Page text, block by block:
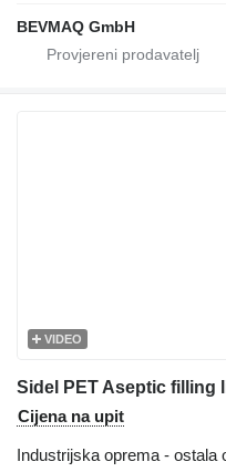
BEVMAQ GmbH
VIDEO
Cijena na upit
Industrijska oprema - ostala